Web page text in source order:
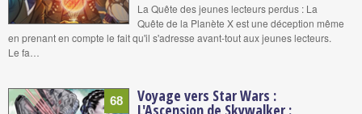
La Quête des jeunes lecteurs perdus : La
Quête de la Planète X est une déception même
en prenant en compte le fait qu'il s'adresse avant-tout aux jeunes lecteurs.
Le fa…
68 Voyage vers Star Wars :
L'Ascension de Skywalker :